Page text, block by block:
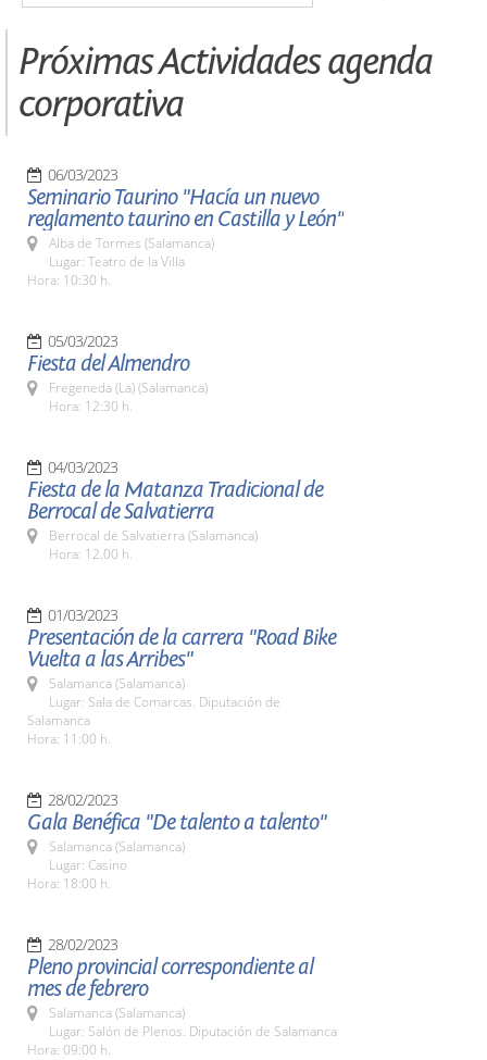
Próximas Actividades agenda
corporativa
06/03/2023
Seminario Taurino "Hacía un nuevo
reglamento taurino en Castilla y León"
Alba de Tormes (Salamanca)
Lugar: Teatro de la Villa
Hora: 10:30 h.
05/03/2023
Fiesta del Almendro
Fregeneda (La) (Salamanca)
Hora: 12:30 h.
04/03/2023
Fiesta de la Matanza Tradicional de
Berrocal de Salvatierra
Berrocal de Salvatierra (Salamanca)
Hora: 12.00 h.
01/03/2023
Presentación de la carrera "Road Bike
Vuelta a las Arribes"
Salamanca (Salamanca)
Lugar: Sala de Comarcas. Diputación de
Salamanca
Hora: 11:00 h.
28/02/2023
Gala Benéfica "De talento a talento"
Salamanca (Salamanca)
Lugar: Casino
Hora: 18:00 h.
28/02/2023
Pleno provincial correspondiente al
mes de febrero
Salamanca (Salamanca)
Lugar: Salón de Plenos. Diputación de Salamanca
Hora: 09:00 h.